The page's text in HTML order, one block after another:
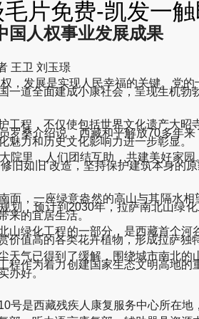
片免费-凯发一
国人权事业发展成果
王卫 刘玉璟
发展是实现人民幸福的关键。党的
一道全面建成小康社会，呈现生机勃
程，不仅使包括世界文化遗产大昭
罗桑介绍说，西藏和平解放70多年
魅力和历史文化影响力进一步彰显。
，人们团结互助，共建美好家园
旧如旧’改造，坚持保护建筑本身的
，一座绿意盎然的高山与其隔水相
划，预计到2030年，拉萨南北山绿
来的宜居生活。
化工程的一部分，是西藏首个河谷
价值高的各类花卉植物，形成拉萨独
气已得到了缓解，围绕城市南北的
程作为着力创建国家生态文明高地
办好。
是西藏残疾人康复服务中心所在地